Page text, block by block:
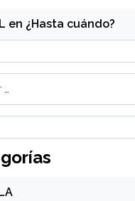
en ¿Hasta cuándo?